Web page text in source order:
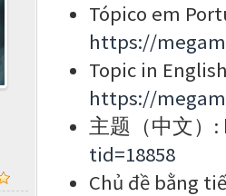
Tópico em
https://
Topic in
https://
主题（中文）:
tid=18858
Chủ đề bằng